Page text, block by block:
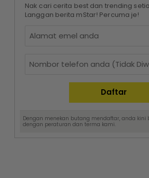
Nak cari cerita best dan trending
Langgan berita mStar! Percuma je!
Dengan menekan butang mendaftar, anda kini
dengan peraturan dan terma kami.